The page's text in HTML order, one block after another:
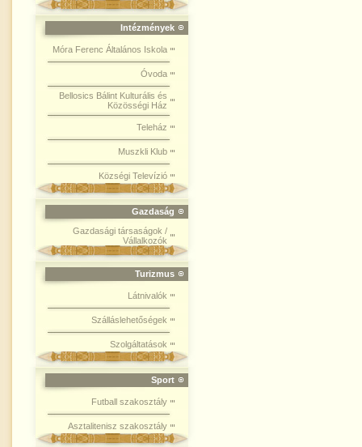
Intézmények
Móra Ferenc Általános Iskola
Óvoda
Bellosics Bálint Kulturális és
Közösségi Ház
Teleház
Muszkli Klub
Községi Televízió
Gazdaság
Gazdasági társaságok /
Vállalkozók
Turizmus
Látnivalók
Szálláslehetőségek
Szolgáltatások
Sport
Futball szakosztály
Asztalitenisz szakosztály